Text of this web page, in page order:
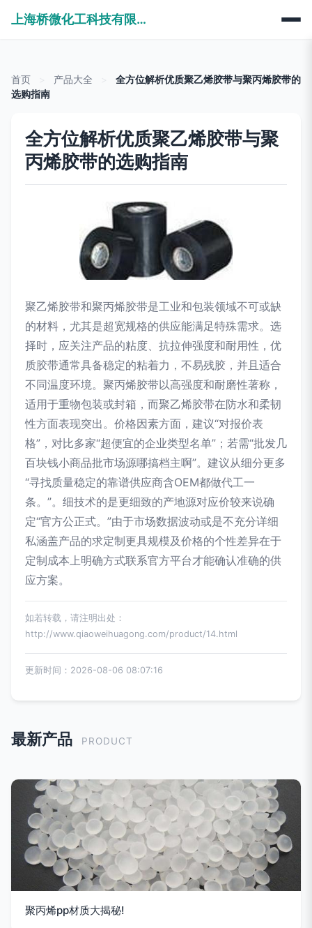
上海桥微化工科技有限公司
首页 产品大全
全方位解析优质聚乙烯胶带与聚丙烯胶带的
选购指南
全方位解析优质聚乙烯胶带与聚
丙烯胶带的选购指南
聚乙烯胶带和聚丙烯胶带是工业和包装领域不可或缺
的材料，尤其是超宽规格的供应能满足特殊需求。选
择时，应关注产品的粘度、抗拉伸强度和耐用性，优
质胶带通常具备稳定的粘着力，不易残胶，并且适合
不同温度环境。聚丙烯胶带以高强度和耐磨性著称，
适用于重物包装或封箱，而聚乙烯胶带在防水和柔韧
性方面表现突出。价格因素方面，建议“对报价表
格”，对比多家“超便宜的企业类型名单”；若需“批发几
百块钱小商品批市场源哪搞档主啊”。建议从细分更多
“寻找质量稳定的靠谱供应商含OEM都做代工一
条。”。细技术的是更细致的产地源对应价较来说确
定“官方公正式。”由于市场数据波动或是不充分详细
私涵盖产品的求定制更具规模及价格的个性差异在于
定制成本上明确方式联系官方平台才能确认准确的供
应方案。
如若转载，请注明出处：
http://www.qiaoweihuagong.com/product/14.html
更新时间：2026-08-06 08:07:16
最新产品 PRODUCT
聚丙烯pp材质大揭秘!